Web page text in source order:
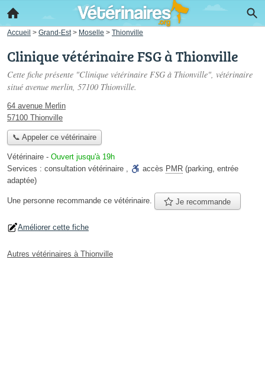
Accueil > Grand-Est > Moselle > Thionville
Clinique vétérinaire FSG à Thionville
Cette fiche présente "Clinique vétérinaire FSG à Thionville", vétérinaire
situé avenue merlin, 57100 Thionville.
64 avenue Merlin
57100 Thionville
📞 Appeler ce vétérinaire
Vétérinaire - Ouvert jusqu'à 19h
Services : consultation vétérinaire , accès PMR (parking, entrée
adaptée)
Une personne recommande ce vétérinaire. Je recommande
Améliorer cette fiche
Autres vétérinaires à Thionville